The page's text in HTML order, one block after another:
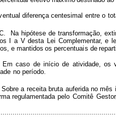
entual diferença centesimal entre o tot
Na hipótese de transformação,
os I a V desta Lei Complementar, e
e mantidos os percentuais de
Em caso de início de atividade, os
no período.
Sobre a receita bruta auferida no mês
ma regulamentada pe lo Comitê Gestor,